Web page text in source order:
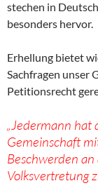
stechen in
besonders hervor.
Erhellung bietet
Sachfragen unser
Petitionsrecht
„Jedermann hat
Gemeinschaft
Beschwerden
Volksvertretung